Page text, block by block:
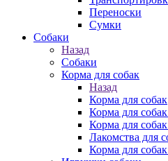
Переноски
Сумки
Собаки
Назад
Собаки
Корма для собак
Назад
Корма для собак
Корма для
Корма для
Лакомства для
Корма для